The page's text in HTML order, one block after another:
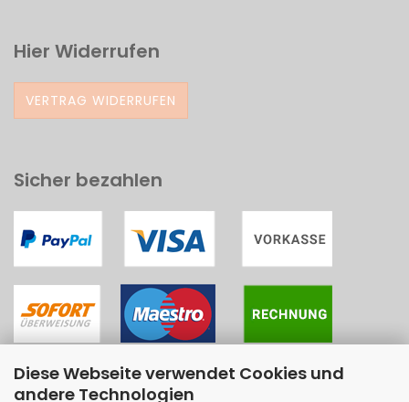
Diese Webseite verwendet Cookies und
andere Technologien
Hier Widerrufen
VERTRAG WIDERRUFEN
Sicher bezahlen